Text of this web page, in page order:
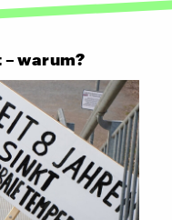
warum?